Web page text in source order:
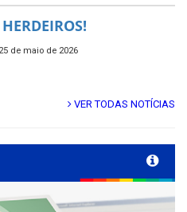
de maio de 2026
VER TODAS NOTÍCIAS